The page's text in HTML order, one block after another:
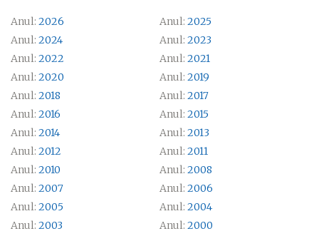
Anul: 2026 Anul: 2025
Anul: 2024 Anul: 2023
Anul: 2022 Anul: 2021
Anul: 2020 Anul: 2019
Anul: 2018 Anul: 2017
Anul: 2016 Anul: 2015
Anul: 2014 Anul: 2013
Anul: 2012 Anul: 2011
Anul: 2010 Anul: 2008
Anul: 2007 Anul: 2006
Anul: 2005 Anul: 2004
Anul: 2003 Anul: 2000